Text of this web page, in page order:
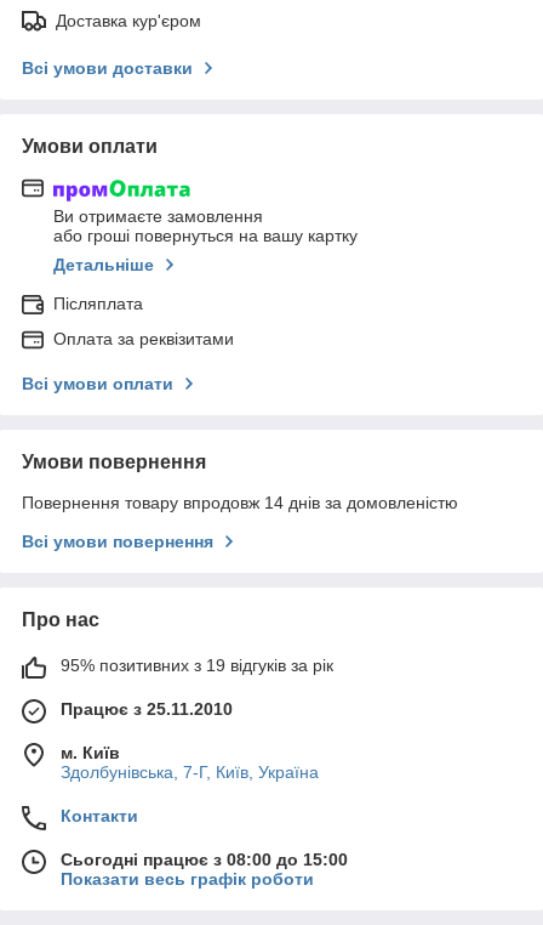
Доставка кур'єром
Всі умови доставки
Умови оплати
Ви отримаєте замовлення
або гроші повернуться на вашу картку
Детальніше
Післяплата
Оплата за реквізитами
Всі умови оплати
Умови повернення
Повернення товару впродовж 14 днів за домовленістю
Всі умови повернення
Про нас
95% позитивних з 19 відгуків за рік
Працює з 25.11.2010
м. Київ
Здолбунівська, 7-Г, Київ, Україна
Контакти
Сьогодні працює з 08:00 до 15:00
Показати весь графік роботи